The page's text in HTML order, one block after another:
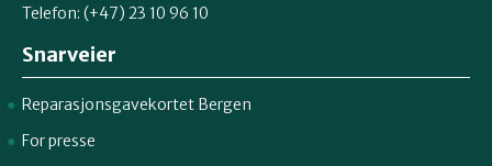
Telefon: (+47) 23 10 96 10
Snarveier
Reparasjonsgavekortet Bergen
For presse